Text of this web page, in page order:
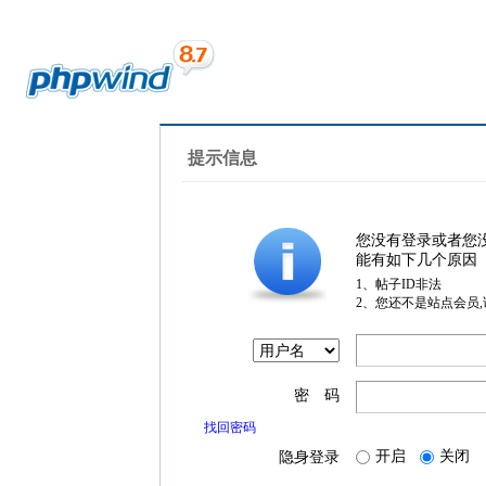
提示信息
您没有登录或者您
能有如下几个原因
1、帖子ID非法
2、您还不是站点会员
密 码
找回密码
隐身登录 开启 关闭